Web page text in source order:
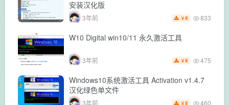
安装汉化版
3年前 ￥8 833
W10 Digital win10/11 永久激活工具
3年前 ￥8 475
Windows10系统激活工具 Activation v1.4.7
汉化绿色单文件
3年前 ￥8 460